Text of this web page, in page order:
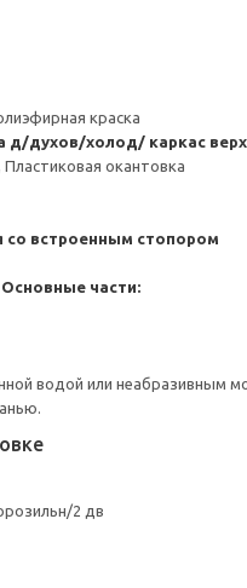
краска
д/духов/холод/ каркас
окантовка
со встроенным стопором
Основные части:
водой или неабразивным
2 дв